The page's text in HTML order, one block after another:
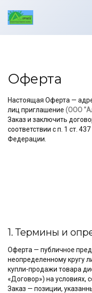
Оферта
Настоящая Оферта —
лиц приглашение (ООО
Заказ и заключить
соответствии с п. 1 ст.
Федерации.
1. Термины и
Оферта — публичное
неопределенному кругу
купли-продажи товара
«Договор») на условиях,
Заказ — позиции,